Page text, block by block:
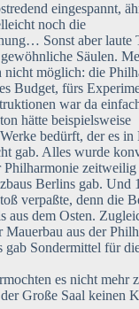
eingespannt,
noch die
Sonst aber laute
Säulen.
möglich: die
Budget, fürs
war da
hätte beispielsweise
bedürft, der es in
gab. Alles wurde
Philharmonie
Berlins gab. Und
verpaßte, denn die
aus dem Osten.
Mauerbau aus der
gab Sondermittel für
es nicht mehr
Große Saal keinen